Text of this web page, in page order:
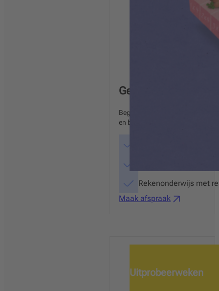
Getal & Ruimte
Begin nu met de leukste manier
en buiten kennen met de gratis
Rekenonderwijs met
Maak afspraak
Uitprobeerweken